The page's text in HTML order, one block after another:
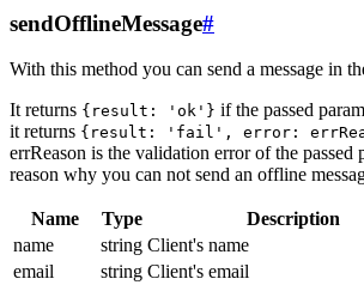
sendOfflineMessage#
With this method you can send a message in
It returns {result: 'ok'} if the passed
it returns {result: 'fail', error:
errReason is the validation error of the passed
reason why you can not send an offline
Name Type
Description
name
string Client's name
email
string Client's email